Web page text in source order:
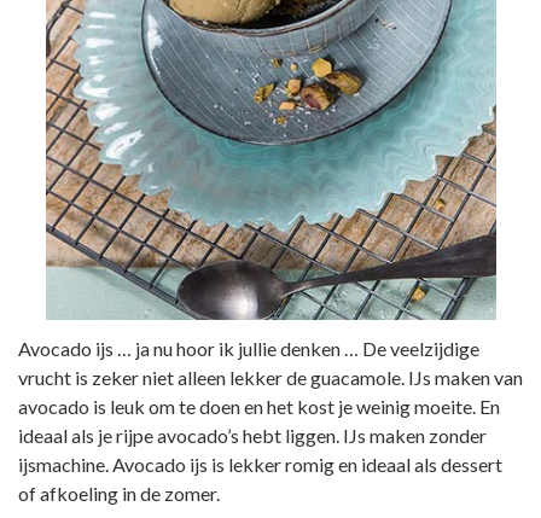
Avocado ijs … ja nu hoor ik jullie denken … De veelzijdige
vrucht is zeker niet alleen lekker de guacamole. IJs maken van
avocado is leuk om te doen en het kost je weinig moeite. En
ideaal als je rijpe avocado’s hebt liggen. IJs maken zonder
ijsmachine. Avocado ijs is lekker romig en ideaal als dessert
of afkoeling in de zomer.